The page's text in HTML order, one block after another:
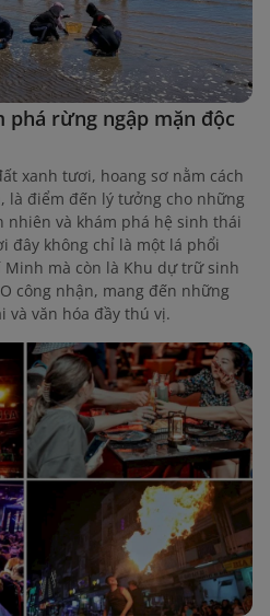
phá rừng ngập mặn độc
xanh tươi, hoang sơ nằm cách
là điểm đến lý tưởng cho những
nhiên và khám phá hệ sinh thái
đây không chỉ là một lá phổi
Minh mà còn là Khu dự trữ sinh
công nhận, mang đến những
văn hóa đầy thú vị.